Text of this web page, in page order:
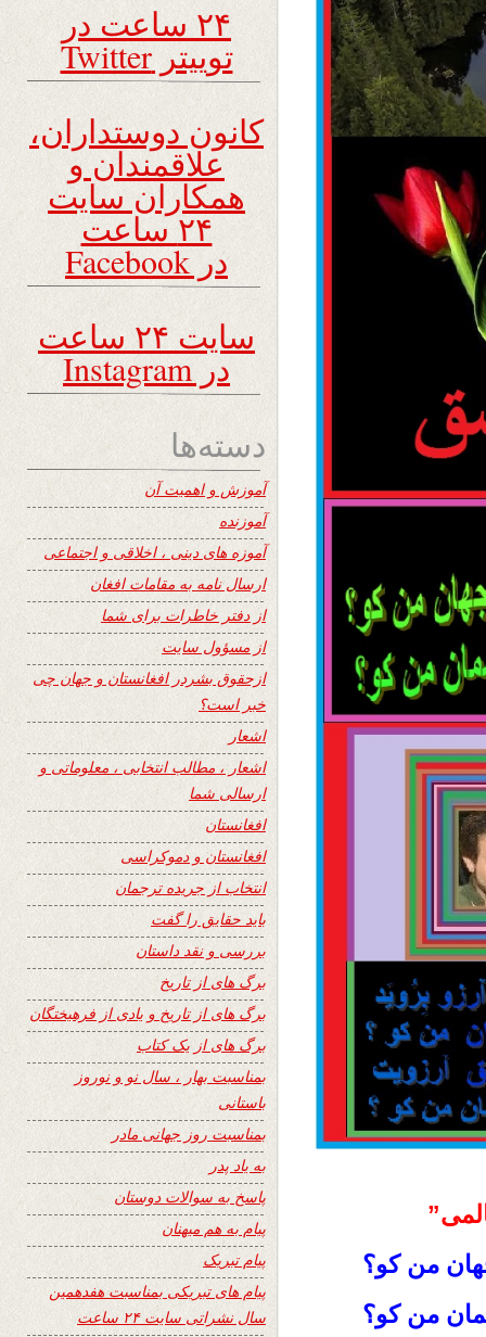
من کو؟
من کو؟
۲۴ ساعت در
توییتر Twitter
کانون دوستداران،
علاقمندان و
همکاران سایت
۲۴ ساعت
در Facebook
سایت ۲۴ ساعت
در Instagram
دسته‌ها
آموزش و اهمیت آن
آموزنده
آموزه های دینی ، اخلاقی و اجتماعی
ارسال نامه به مقامات افغان
از دفتر خاطرات برای شما
از مسؤول سایت
ازحقوق بشردر افغانستان و جهان چی
خبر است؟
اشعار
اشعار ، مطالب انتخابی ، معلوماتی و
ارسالی شما
افغانستان
افغانستان و دموکراسی
انتخاب از جریده ترجمان
باید حقایق را گفت
بررسی و نقد داستان
برگ های از تاریخ
برگ های از تاریخ و یادی از فرهیختگان
برگ های از یک کتاب
بمناسبت بهار ، سال نو و نوروز
باستانی
بمناسبت روز جهانی مادر
به یاد پدر
پاسخ به سوالات دوستان
پیام به هم میهنان
پیام تبریک
پیام های تبریکی بمناسبت هفدهمین
سال نشراتی سایت ۲۴ ساعت